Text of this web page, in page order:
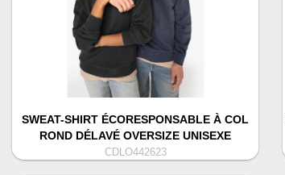
SWEAT-SHIRT ÉCORESPONSABLE À COL
ROND DÉLAVÉ OVERSIZE UNISEXE
CDLO442623